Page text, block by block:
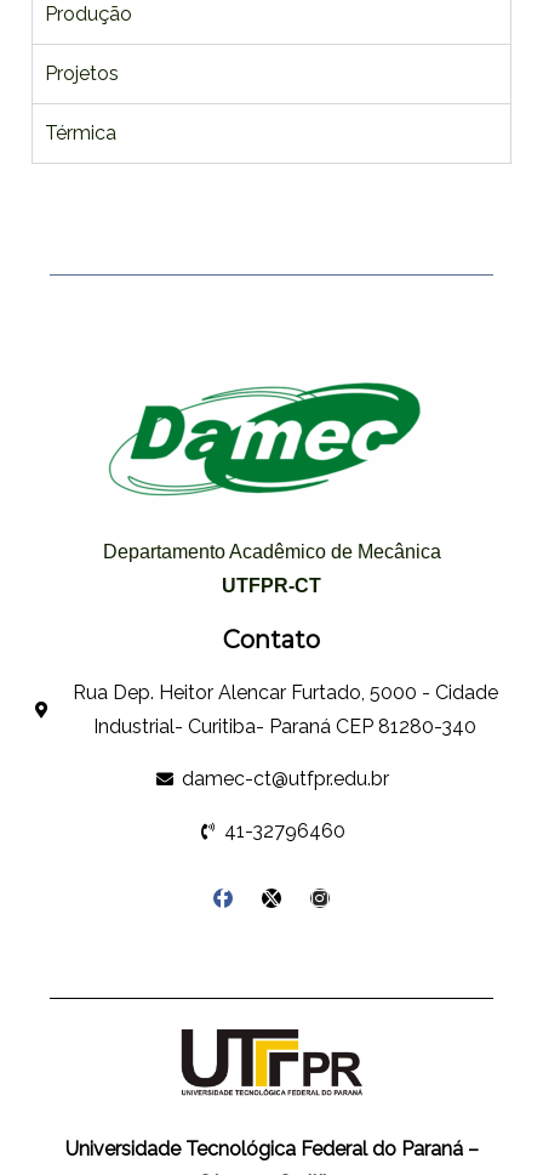
Produção
Projetos
Térmica
Departamento Acadêmico de Mecânica
UTFPR-CT
Contato
Rua Dep. Heitor Alencar Furtado, 5000 - Cidade
Industrial- Curitiba- Paraná CEP 81280-340
damec-ct@utfpr.edu.br
41-32796460
Universidade Tecnológica Federal do Paraná –